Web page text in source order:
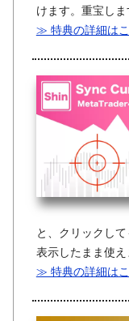
けます。重宝しま
≫ 特典の詳細は
と、クリックし
表示したまま使え
≫ 特典の詳細は